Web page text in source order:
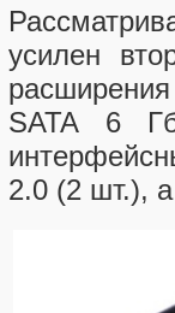
усилен
SATA 6
2.0 (2 шт.),